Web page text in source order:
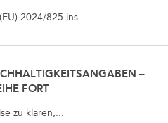
2024/825 ins...
–
FORT
zu klaren,...